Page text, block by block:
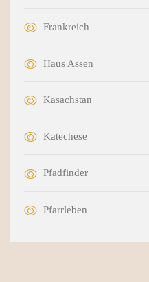
Frankreich
Haus Assen
Kasachstan
Katechese
Pfadfinder
Pfarrleben